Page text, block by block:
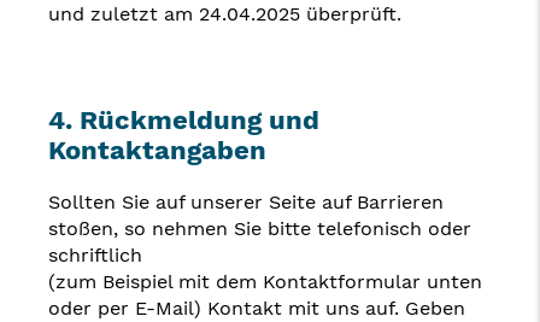
und zuletzt am 24.04.2025 überprüft.
4. Rückmeldung und
Kontaktangaben
Sollten Sie auf unserer Seite auf Barrieren
stoßen, so nehmen Sie bitte telefonisch oder
schriftlich
(zum Beispiel mit dem Kontaktformular unten
oder per E-Mail) Kontakt mit uns auf. Geben